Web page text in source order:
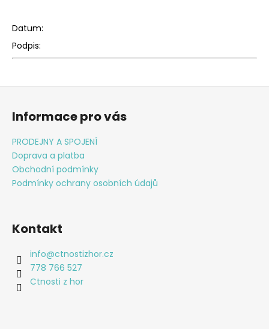
Datum:
Podpis:
Z
Informace pro vás
PRODEJNY A SPOJENÍ
Doprava a platba
Obchodní podmínky
Podmínky ochrany osobních údajů
Kontakt
info@ctnostizhor.cz
778 766 527
Ctnosti z hor